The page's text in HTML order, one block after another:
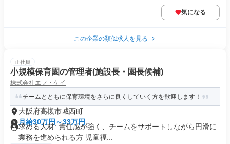
気になる
この企業の類似求人を見る
正社員
小規模保育園の管理者(施設長・園長候補)
株式会社エフ・ケイ
チームとともに保育環境をさらに良くしていく方を歓迎します！
大阪府高槻市城西町
月給30万円～33万円
求める人材: 責任感が強く、チームをサポートしながら円滑に
業務を進められる方 児童福...